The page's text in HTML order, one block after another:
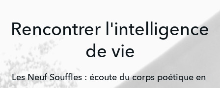
Rencontrer l'intelligence
de vie
Les Neuf Souffles : écoute du corps poétique en